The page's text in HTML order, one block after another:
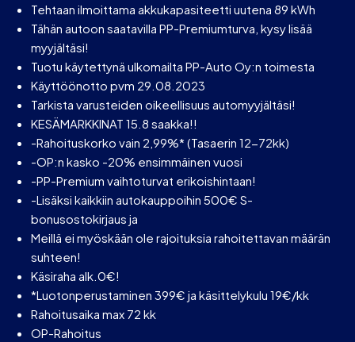
Tehtaan ilmoittama akkukapasiteetti uutena 89 kWh
Tähän autoon saatavilla PP-Premiumturva, kysy lisää
myyjältäsi!
Tuotu käytettynä ulkomailta PP-Auto Oy:n toimesta
Käyttöönotto pvm 29.08.2023
Tarkista varusteiden oikeellisuus automyyjältäsi!
KESÄMARKKINAT 15.8 saakka!!
-Rahoituskorko vain 2,99%* (Tasaerin 12-72kk)
-OP:n kasko -20% ensimmäinen vuosi
-PP-Premium vaihtoturvat erikoishintaan!
-Lisäksi kaikkiin autokauppoihin 500€ S-
bonusostokirjaus ja
Meillä ei myöskään ole rajoituksia rahoitettavan määrän
suhteen!
Käsiraha alk.0€!
*Luotonperustaminen 399€ ja käsittelykulu 19€/kk
Rahoitusaika max 72 kk
OP-Rahoitus